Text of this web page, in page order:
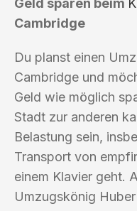
Geld sparen beim
Cambridge
Du planst einen
Cambridge und
Geld wie möglich
Stadt zur anderen
Belastung sein,
Transport von
einem Klavier geht.
Umzugskönig